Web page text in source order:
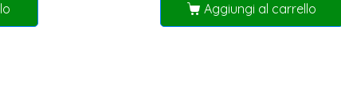
Aggiungi al carrello